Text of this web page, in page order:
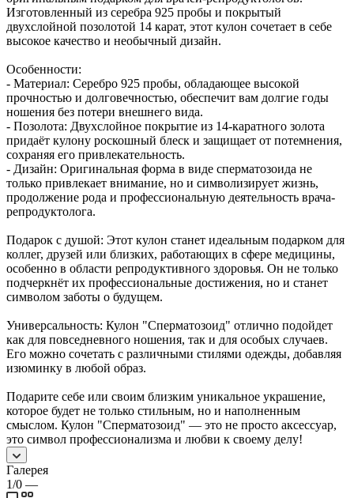
Изготовленный из серебра 925 пробы и покрытый
двухслойной позолотой 14 карат, этот кулон сочетает в себе
высокое качество и необычный дизайн.
Особенности:
- Материал: Серебро 925 пробы, обладающее высокой
прочностью и долговечностью, обеспечит вам долгие годы
ношения без потери внешнего вида.
- Позолота: Двухслойное покрытие из 14-каратного золота
придаёт кулону роскошный блеск и защищает от потемнения,
сохраняя его привлекательность.
- Дизайн: Оригинальная форма в виде сперматозоида не
только привлекает внимание, но и символизирует жизнь,
продолжение рода и профессиональную деятельность врача-
репродуктолога.
Подарок с душой: Этот кулон станет идеальным подарком для
коллег, друзей или близких, работающих в сфере медицины,
особенно в области репродуктивного здоровья. Он не только
подчеркнёт их профессиональные достижения, но и станет
символом заботы о будущем.
Универсальность: Кулон "Сперматозоид" отлично подойдет
как для повседневного ношения, так и для особых случаев.
Его можно сочетать с различными стилями одежды, добавляя
изюминку в любой образ.
Подарите себе или своим близким уникальное украшение,
которое будет не только стильным, но и наполненным
смыслом. Кулон "Сперматозоид" — это не просто аксессуар,
это символ профессионализма и любви к своему делу!
Галерея
1/0 —